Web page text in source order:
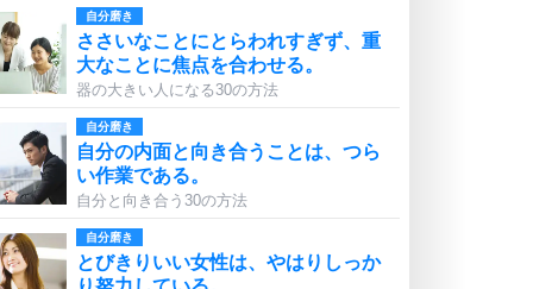
自分磨き
ささいなことにとらわれすぎず、重
大なことに焦点を合わせる。
器の大きい人になる30の方法
自分磨き
自分の内面と向き合うことは、つら
い作業である。
自分と向き合う30の方法
自分磨き
とびきりいい女性は、やはりしっか